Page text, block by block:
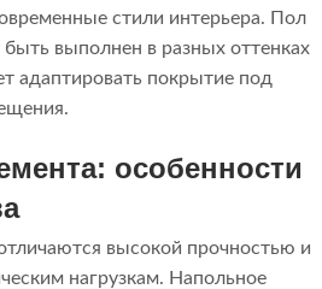
стили интерьера. Пол
выполнен в разных оттенках
адаптировать покрытие под
особенности
высокой прочностью и
нагрузкам. Напольное